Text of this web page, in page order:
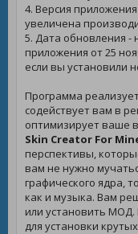
4. Версия
увеличена
5. Дата обновления -
приложения от 25
если вы установили
Программа
содействует вам в
оптимизирует ваше
Skin Creator For
перспективы,
вам не нужно
графического ядра,
как и музыка. Вам
или установить
для установки